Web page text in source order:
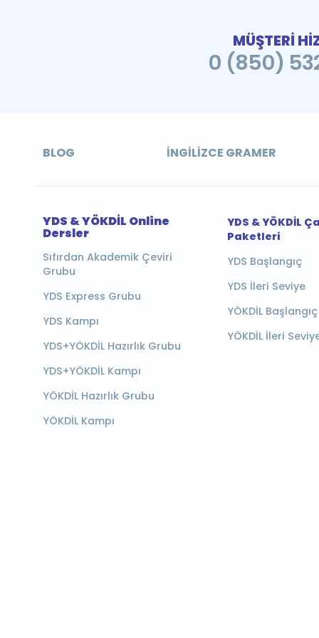
MÜŞTERİ
0 (850)
BLOG İNGILIZCE GRAMER
YDS & YÖKDİL Online
Dersler
Sıfırdan Akademik Çeviri
Grubu
YDS Express Grubu
YDS Kampı
YDS+YÖKDİL Hazırlık Grubu
YDS+YÖKDİL Kampı
YÖKDİL Hazırlık Grubu
YÖKDİL Kampı
YDS & YÖKDİL
Paketleri
YDS Başlangıç
YDS İleri Seviye
YÖKDİL Başlangıç
YÖKDİL İleri